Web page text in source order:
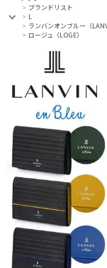
ブランドリスト
L
ランバンオンブルー（
ロージュ（LOGE）